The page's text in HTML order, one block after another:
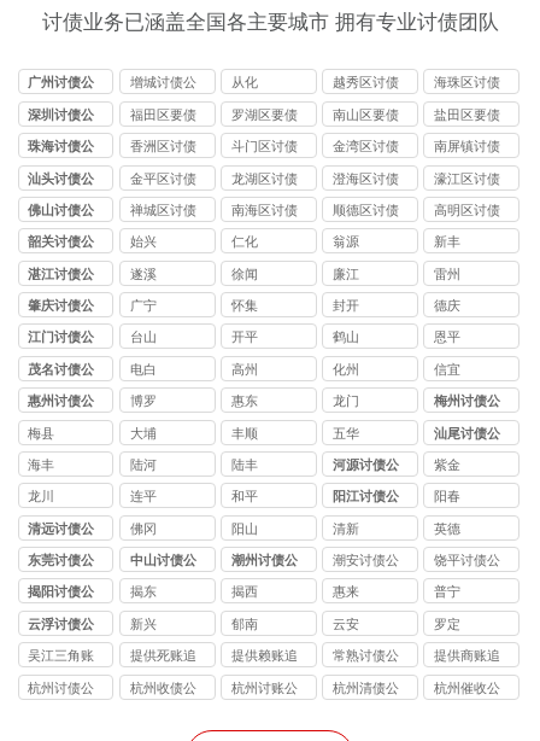
讨债业务已涵盖全国各主要城市 拥有专业讨债团队
广州讨债公
司
增城讨债公
司
从化
越秀区讨债
公司
海珠区讨债
公司
深圳讨债公
司
福田区要债
公司
罗湖区要债
公司
南山区要债
公司
盐田区要债
公司
珠海讨债公
司
香洲区讨债
公司
斗门区讨债
公司
金湾区讨债
公司
南屏镇讨债
公司
汕头讨债公
司
金平区讨债
公司
龙湖区讨债
公司
澄海区讨债
公司
濠江区讨债
公司
佛山讨债公
司
禅城区讨债
公司
南海区讨债
公司
顺德区讨债
公司
高明区讨债
公司
韶关讨债公
司
始兴 仁化 翁源 新丰
湛江讨债公
司
遂溪 徐闻 廉江 雷州
肇庆讨债公
司
广宁 怀集 封开 德庆
江门讨债公
司
台山 开平 鹤山 恩平
茂名讨债公
司
电白 高州 化州 信宜
惠州讨债公
司
博罗 惠东 龙门
梅州讨债公
司
梅县 大埔 丰顺 五华
汕尾讨债公
司
海丰 陆河 陆丰
河源讨债公
司
紫金
龙川 连平 和平
阳江讨债公
司
阳春
清远讨债公
司
佛冈 阳山 清新 英德
东莞讨债公
司
中山讨债公
司
潮州讨债公
司
潮安讨债公
司
饶平讨债公
司
揭阳讨债公
司
揭东 揭西 惠来 普宁
云浮讨债公
司
新兴 郁南 云安 罗定
吴江三角账
追收
提供死账追
收
提供赖账追
收
常熟讨债公
司
提供商账追
收
杭州讨债公
杭州收债公
杭州讨账公
杭州清债公
杭州催收公